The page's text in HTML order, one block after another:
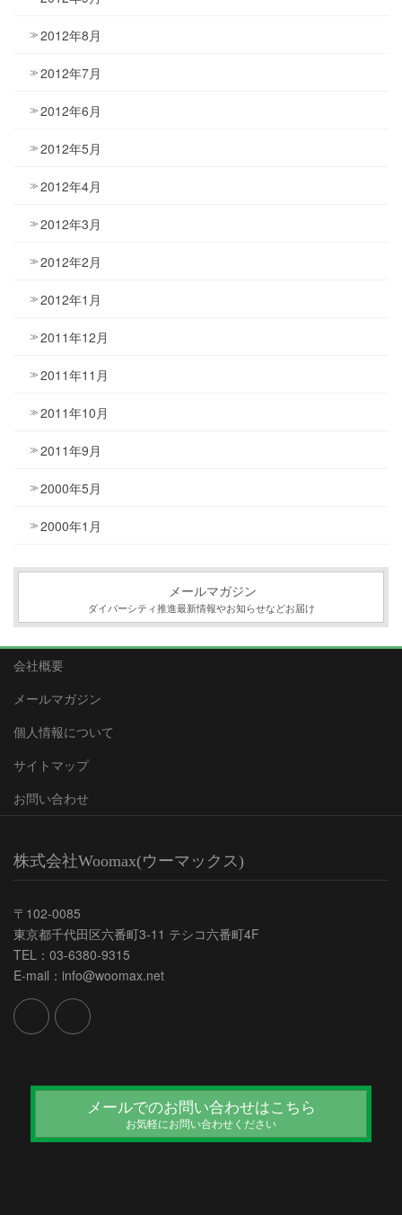
2012年8月
2012年7月
2012年6月
2012年5月
2012年4月
2012年3月
2012年2月
2012年1月
2011年12月
2011年11月
2011年10月
2011年9月
2000年5月
2000年1月
メールマガジン
ダイバーシティ推進最新情報やお知らせなどお届け
会社概要
メールマガジン
個人情報について
サイトマップ
お問い合わせ
株式会社Woomax(ウーマックス)
〒102-0085
東京都千代田区六番町3-11 テシコ六番町4F
TEL：03-6380-9315
E-mail：info@woomax.net
メールでのお問い合わせはこちら
お気軽にお問い合わせください